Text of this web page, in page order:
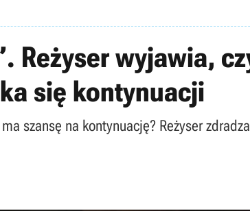
Reżyser wyjawia,
się kontynuacji
szansę na kontynuację? Reżyser